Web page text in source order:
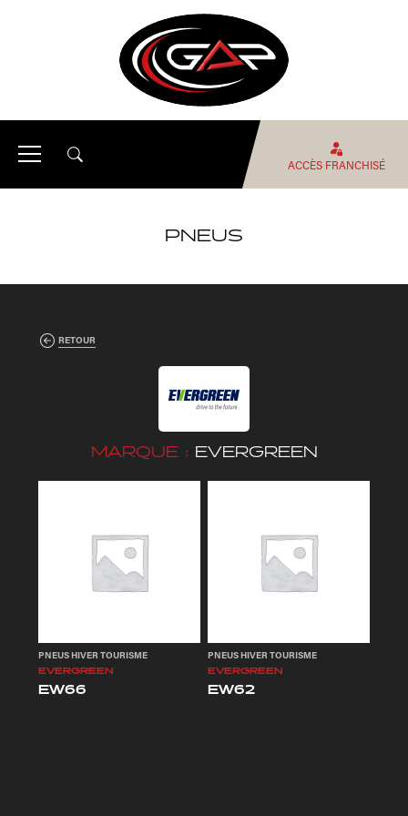
ACCÈS FRANCHISÉ
PNEUS
RETOUR
MARQUE : EVERGREEN
PNEUS HIVER TOURISME
EVERGREEN
EW66
PNEUS HIVER TOURISME
EVERGREEN
EW62